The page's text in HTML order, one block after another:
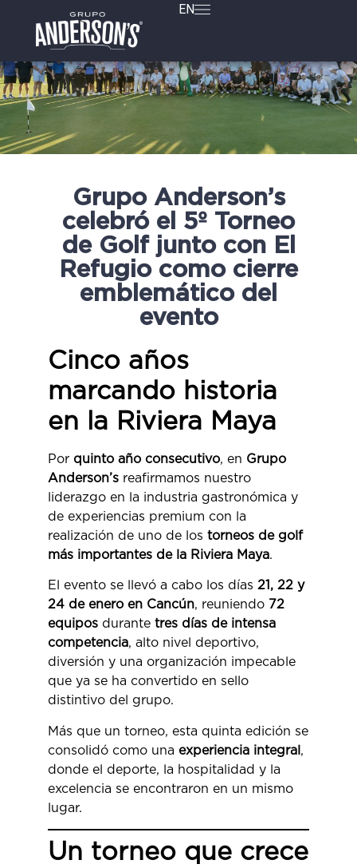
EN
Grupo Anderson’s
celebró el 5º Torneo
de Golf junto con El
Refugio como cierre
emblemático del
evento
Cinco años
marcando historia
en la Riviera Maya
Por quinto año consecutivo, en Grupo
Anderson’s reafirmamos nuestro
liderazgo en la industria gastronómica y
de experiencias premium con la
realización de uno de los torneos de golf
más importantes de la Riviera Maya.
El evento se llevó a cabo los días 21, 22 y
24 de enero en Cancún, reuniendo 72
equipos durante tres días de intensa
competencia, alto nivel deportivo,
diversión y una organización impecable
que ya se ha convertido en sello
distintivo del grupo.
Más que un torneo, esta quinta edición se
consolidó como una experiencia integral ,
donde el deporte, la hospitalidad y la
excelencia se encontraron en un mismo
lugar.
Un torneo que crece